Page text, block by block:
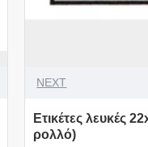
NEXT
Ετικέτες λευκές
ρολλό)